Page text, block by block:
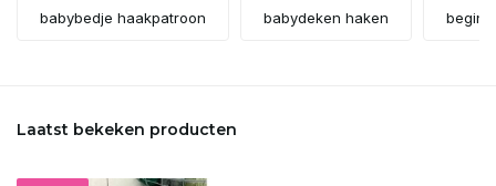
babybedje haakpatroon babydeken haken
Laatst bekeken producten